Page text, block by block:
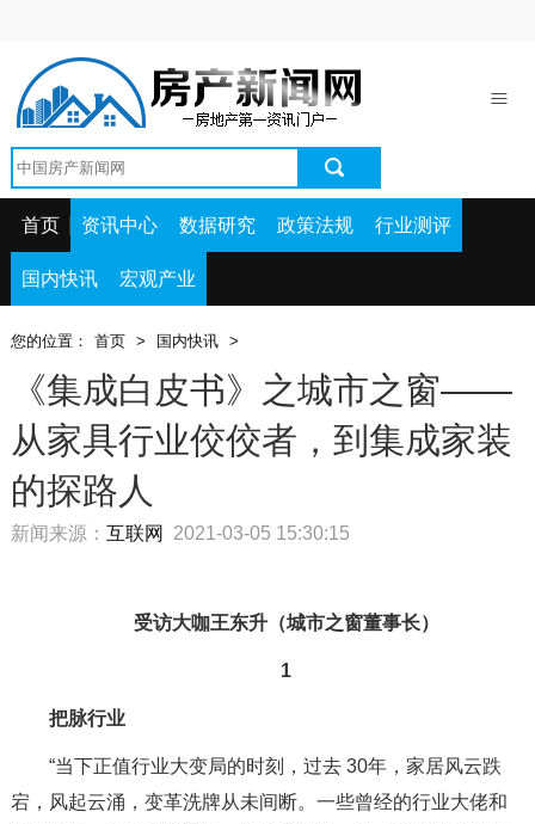
资讯中心
政策法规
国内快讯
首页 资讯中心 数据研究 政策法规 行业测评
国内快讯 宏观产业
您的位置： 首页 > 国内快讯 >
《集成白皮书》之城市之窗——
从家具行业佼佼者，到集成家装
的探路人
新闻来源： 互联网 2021-03-05 15:30:15
受访大咖王东升（城市之窗董事长）
1
把脉行业
“当下正值行业大变局的时刻，过去 30年，家居风云跌
宕，风起云涌，变革洗牌从未间断。一些曾经的行业大佬和